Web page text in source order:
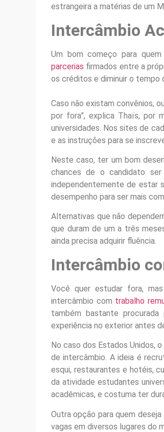
estrangeira a matérias de um
Intercâmbio
Um bom começo para
parcerias firmados entre a
os créditos e diminuir o tempo
Caso não existam convênios,
por fora”, explica Thaïs, por
universidades. Nos sites de
e as instruções para se
Neste caso, ter um bom
chances de o candidato
independentemente de estar
desempenho para ser mais
Alternativas que não
que duram de um a três
ainda precisa adquirir fluência.
Intercâmbio
Você quer estudar fora,
intercâmbio com trabalho
também bastante
experiência no exterior antes
No caso dos Estados Unidos,
de intercâmbio. A ideia é
esqui, restaurantes e hotéis,
da atividade estudantes
acadêmicas, e costuma ter
Outra opção para quem
vagas em diversos lugares do